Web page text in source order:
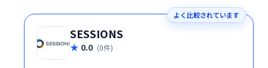
よく比較されています
SESSIONS
0.0 (0件)